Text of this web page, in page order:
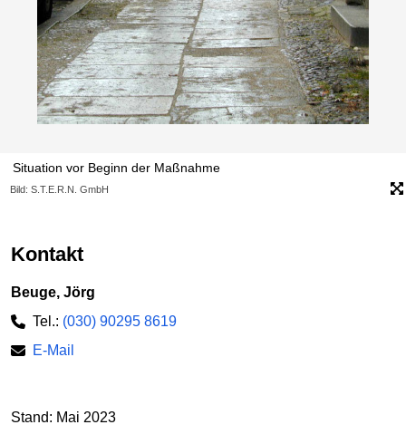
Situation vor Beginn der Maßnahme
Bild: S.T.E.R.N. GmbH
Kontakt
Beuge, Jörg
Tel.: (030) 90295 8619
E-Mail
Stand: Mai 2023